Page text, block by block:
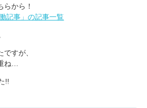
から！
記事」の記事一覧
すが、
ね…
!!